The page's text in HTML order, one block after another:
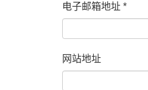
电子邮箱地址 *
网站地址